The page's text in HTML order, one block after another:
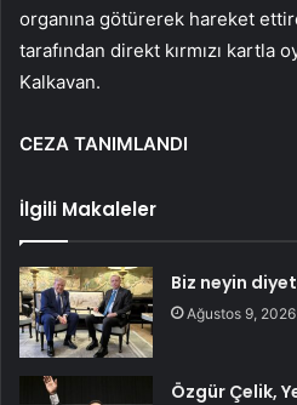
organına götürerek hareket
tarafından direkt kırmızı kartla
Kalkavan.
CEZA TANIMLANDI
İlgili Makaleler
Biz neyin
Ağustos 9, 2026
Özgür Çelik,